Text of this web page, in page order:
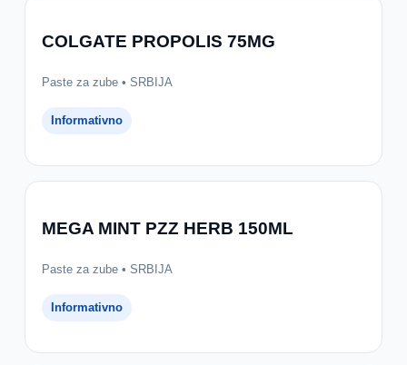
COLGATE PROPOLIS 75MG
Paste za zube • SRBIJA
Informativno
MEGA MINT PZZ HERB 150ML
Paste za zube • SRBIJA
Informativno